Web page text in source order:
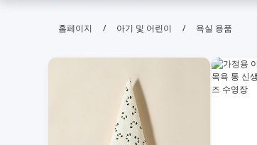
욕실 용품 | XOOBAY
다양한 욕실용품을 한곳에서 만나보세요. 샤
홈페이지 / 아기 및 어린이 / 욕실 용품